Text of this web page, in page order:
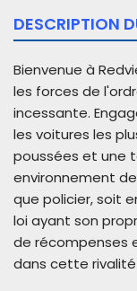
DESCRIPTION
Bienvenue à
les forces de
incessante.
les voitures les
poussées et une
environnement
que policier, soit
loi ayant son
de récompenses
dans cette rivalité